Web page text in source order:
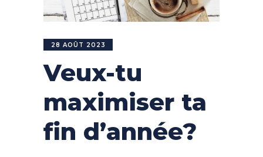
28 AOÛT 2023
Veux-tu
maximiser ta
fin d’année?